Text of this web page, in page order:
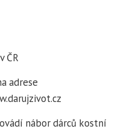
ČR
adrese
nábor dárců kostní